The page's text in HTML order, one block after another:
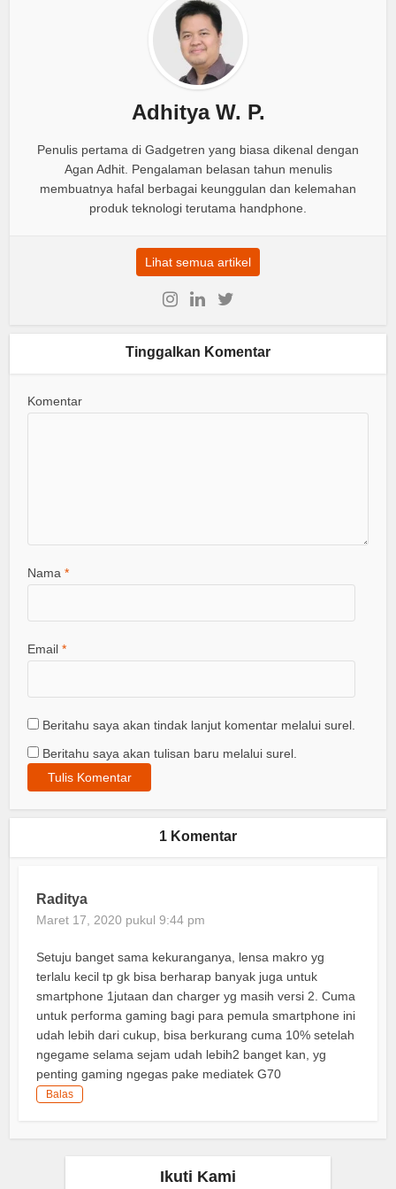
Adhitya W. P.
Penulis pertama di Gadgetren yang biasa dikenal dengan
Agan Adhit. Pengalaman belasan tahun menulis
membuatnya hafal berbagai keunggulan dan kelemahan
produk teknologi terutama handphone.
Lihat semua artikel
Tinggalkan Komentar
Komentar
Nama*
Email*
Beritahu saya akan tindak lanjut komentar melalui surel.
Beritahu saya akan tulisan baru melalui surel.
1 Komentar
Raditya
Maret 17, 2020 pukul 9:44 pm
Setuju banget sama kekuranganya, lensa makro yg
terlalu kecil tp gk bisa berharap banyak juga untuk
smartphone 1jutaan dan charger yg masih versi 2. Cuma
untuk performa gaming bagi para pemula smartphone ini
udah lebih dari cukup, bisa berkurang cuma 10% setelah
ngegame selama sejam udah lebih2 banget kan, yg
penting gaming ngegas pake mediatek G70
Balas
Ikuti Kami